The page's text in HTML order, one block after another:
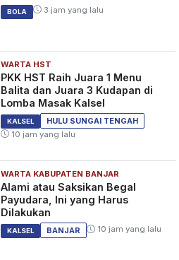
BOLA 3 jam yang lalu
WARTA HST
PKK HST Raih Juara 1 Menu
Balita dan Juara 3 Kudapan di
Lomba Masak Kalsel
KALSEL
HULU SUNGAI TENGAH
10 jam yang lalu
WARTA KABUPATEN BANJAR
Alami atau Saksikan Begal
Payudara, Ini yang Harus
Dilakukan
KALSEL BANJAR 10 jam yang lalu